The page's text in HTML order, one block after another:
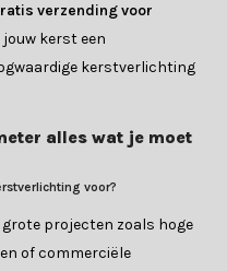
verzending voor
jouw kerst een
kerstverlichting
alles wat je moet
voor?
grote projecten zoals hoge
of commerciële